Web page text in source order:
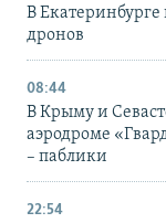
В Екатеринбурге
дронов
08:44
В Крыму и
аэродроме
– паблики
22:54